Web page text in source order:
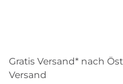
Gratis Versand* nach
Versand